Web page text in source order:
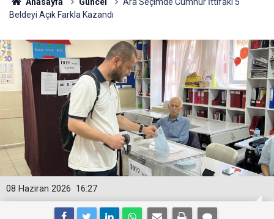
Beldeyi Açık Farkla Kazandı
16:27
08 Haziran 2026